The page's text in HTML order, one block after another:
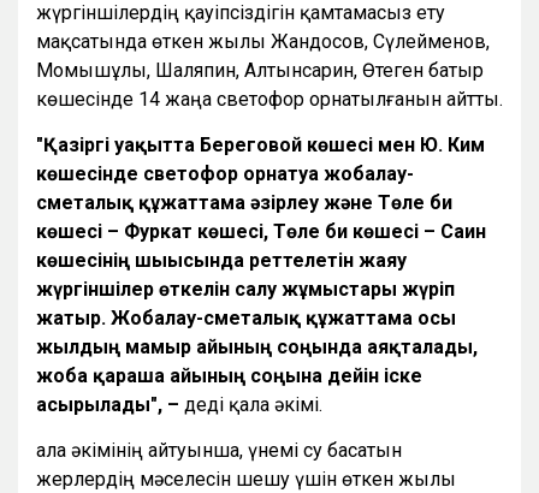
жүргіншілердің қауіпсіздігін қамтамасыз ету
мақсатында өткен жылы Жандосов, Сүлейменов,
Момышұлы, Шаляпин, Алтынсарин, Өтеген батыр
көшесінде 14 жаңа светофор орнатылғанын айтты.
"Қазіргі уақытта Береговой көшесі мен Ю. Ким
көшесінде светофор орнатуға жобалау-
сметалық құжаттама әзірлеу және Төле би
көшесі – Фуркат көшесі, Төле би көшесі – Саин
көшесінің шығысында реттелетін жаяу
жүргіншілер өткелін салу жұмыстары жүріп
жатыр. Жобалау-сметалық құжаттама осы
жылдың мамыр айының соңында аяқталады,
жоба қараша айының соңына дейін іске
асырылады", – деді қала әкімі.
Қала әкімінің айтуынша, үнемі су басатын
жерлердің мәселесін шешу үшін өткен жылы